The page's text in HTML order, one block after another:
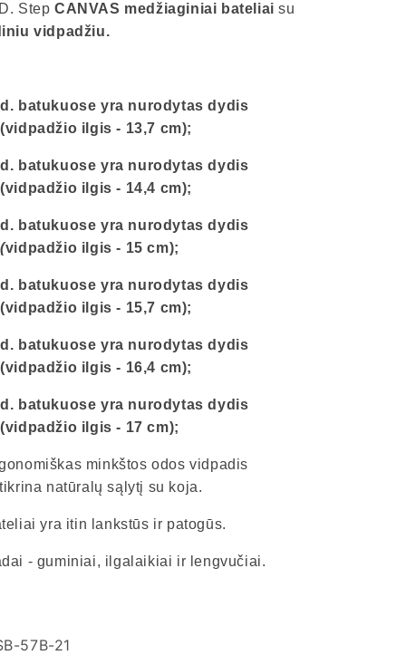
Step CANVAS medžiaginiai bateliaisu
vidpadžiu.
batukuose yra nurodytas dydis
ilgis - 13,7 cm);
batukuose yra nurodytas dydis
ilgis - 14,4 cm);
batukuose yra nurodytasdydis
(vidpadžio ilgis - 15 cm);
batukuose yra nurodytasdydis
ilgis - 15,7 cm);
batukuose yra nurodytasdydis
ilgis - 16,4 cm);
batukuose yra nurodytasdydis
ilgis - 17 cm);
minkštos odos vidpadis
natūralų sąlytį su koja.
yra itin lankstūs ir patogūs.
- guminiai, ilgalaikiai ir lengvučiai.
57B-21